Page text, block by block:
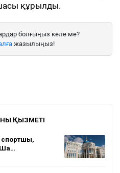
құрылды.
болғыңыз келе ме?
жазылыңыз!
ҚЫЗМЕТІ
Ша…